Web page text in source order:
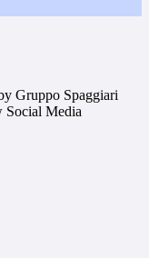
Gruppo Spaggiari
Social Media